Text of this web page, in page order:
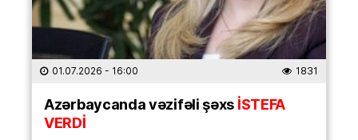
01.07.2026 - 16:00 1831
Azərbaycanda vəzifəli şəxsİSTEFA
VERDİ